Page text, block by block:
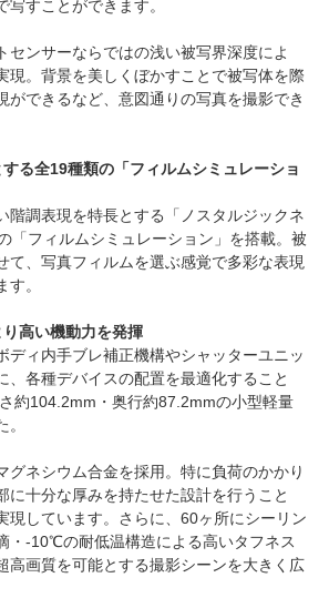
写すことができます。
センサーならではの浅い被写界深度によ
現。背景を美しくぼかすことで被写体を際
ができるなど、意図通りの写真を撮影でき
る全19種類の「フィルムシミュレーショ
階調表現を特長とする「ノスタルジックネ
「フィルムシミュレーション」を搭載。被
て、写真フィルムを選ぶ感覚で多彩な表現
。
高い機動力を発揮
ディ内手ブレ補正機構やシャッターユニッ
、各種デバイスの配置を最適化すること
約104.2mm・奥行約87.2mmの小型軽量
グネシウム合金を採用。特に負荷のかかり
に十分な厚みを持たせた設計を行うこと
現しています。さらに、60ヶ所にシーリン
・-10℃の耐低温構造による高いタフネス
高画質を可能とする撮影シーンを大きく広